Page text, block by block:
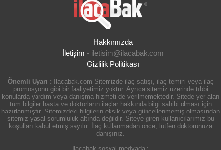
Hakkımızda
İletişim - iletisim@ilacabak.com
Gizlilik Politikası
Önemli Uyarı : İlacabak.com Sitemizde ilaç satışı, ilaç temini veya ilaç
promosyonu gibi bir faaliyetimiz yoktur. Ayrıca sitemiz üzerinde tıbbi
konularda yardım veya danışma hizmeti de verilmemektedir. Sitede yer alan
tüm bilgiler hasta ve doktorların ilaçlar hakkında bilgi sahibi olması için
hazırlanmıştır. Sitemizdeki bilgilerin eksik veya güncellenmemiş olmasından
sitemiz yasal sorumluluk altında değildir. Siteye giren kullanıcılarımız bu
koşulları kabul etmiş sayılır. İlaç kullanmadan önce, lütfen doktorunuza
danışınız.
İlacabak sosyal medyada :